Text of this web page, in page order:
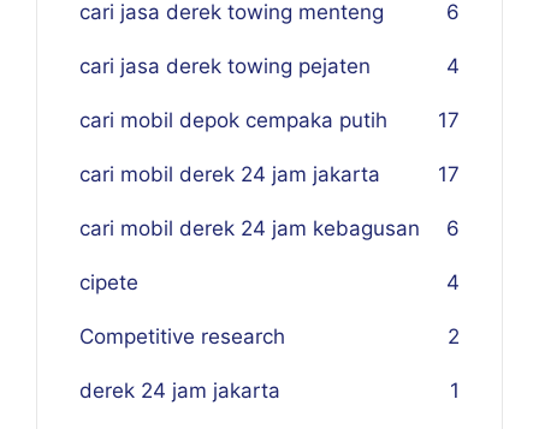
cari jasa derek towing menteng 6
cari jasa derek towing pejaten 4
cari mobil depok cempaka putih 17
cari mobil derek 24 jam jakarta 17
cari mobil derek 24 jam kebagusan 6
cipete 4
Competitive research 2
derek 24 jam jakarta 1